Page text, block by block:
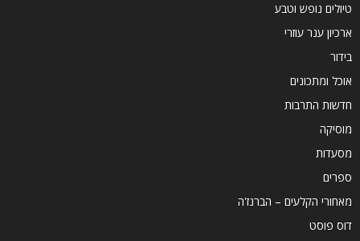
טיולים נופש וטבע
ארכיון ענר עוזרי
בידור
אוכל ומתכונים
חדשות התרבות
מוסיקה
מסעדות
ספרים
מאחורי הקלעים – הברנז'ה
דוס פוסט